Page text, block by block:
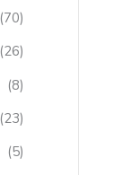
(70)
(26)
(8)
(23)
(5)